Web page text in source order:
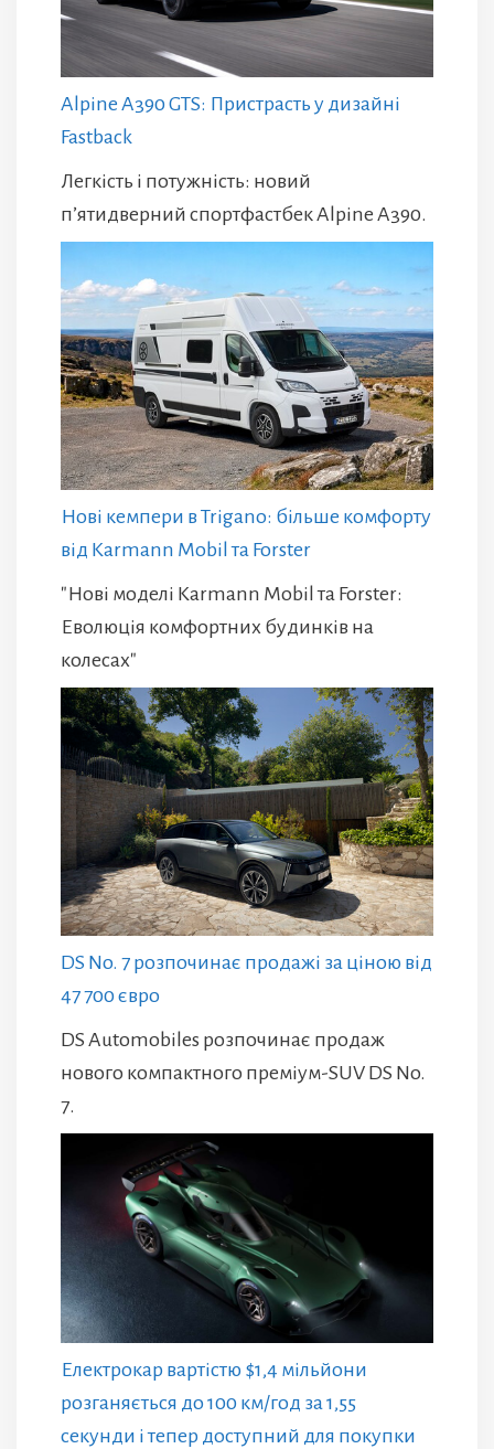
Alpine A390 GTS: Пристрасть у дизайні
Fastback
Легкість і потужність: новий
п’ятидверний спортфастбек Alpine A390.
Нові кемпери в Trigano: більше комфорту
від Karmann Mobil та Forster
"Нові моделі Karmann Mobil та Forster:
Еволюція комфортних будинків на
колесах"
DS No. 7 розпочинає продажі за ціною від
47 700 євро
DS Automobiles розпочинає продаж
нового компактного преміум-SUV DS No.
7.
Електрокар вартістю $1,4 мільйони
розганяється до 100 км/год за 1,55
секунди і тепер доступний для покупки